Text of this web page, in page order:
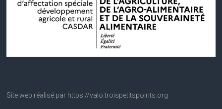
Site web réalisé par https://valo.troispetitspoints.org